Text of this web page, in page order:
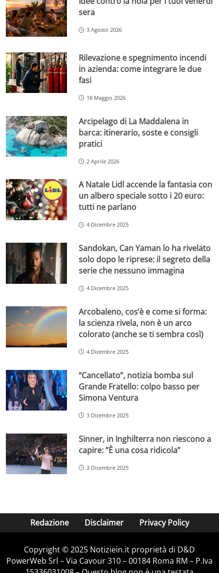
sera
3 Agosto 2026
Rilevazione e spegnimento incendi
in azienda: come integrare le due
fasi
18 Maggio 2026
Arcipelago di La Maddalena in
barca: itinerario, soste e consigli
pratici
2 Aprile 2026
A Natale Lidl accende la fantasia con
un albero speciale sotto i 20 euro:
tutti ne parlano
4 Dicembre 2025
Sandokan, Can Yaman lo ha rivelato
solo dopo le riprese: il segreto della
serie che nessuno immagina
4 Dicembre 2025
Arcobaleno, cos’è e come si forma:
la scienza rivela, non è un arco
colorato (anche se ti sembra così)
4 Dicembre 2025
“Cancellato”, notizia bomba sul
Grande Fratello: colpo basso per
Simona Ventura
3 Dicembre 2025
Sinner, in Inghilterra non riescono a
capire: ”È una cosa ridicola”
3 Dicembre 2025
Redazione Disclaimer Privacy Policy
Copyright © 2025 Notiziein.it proprietà di D&D
PowerWeb Srl – Via Cavour 310 – 00184 Roma RM – P.Iva